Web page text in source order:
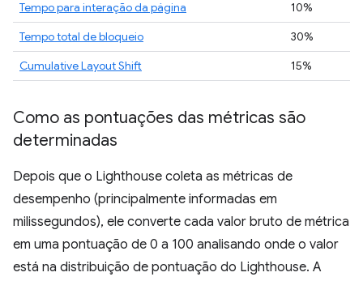
Tempo para interação da página
10%
Tempo total de bloqueio
30%
Cumulative Layout Shift
15%
Como as pontuações das métricas são
determinadas
Depois que o Lighthouse coleta as métricas de
desempenho (principalmente informadas em
milissegundos), ele converte cada valor bruto de métrica
em uma pontuação de 0 a 100 analisando onde o valor
está na distribuição de pontuação do Lighthouse. A